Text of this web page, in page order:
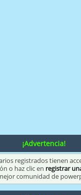
¡Advertencia!
registrados tienen
o haz clic en registrar
comunidad de